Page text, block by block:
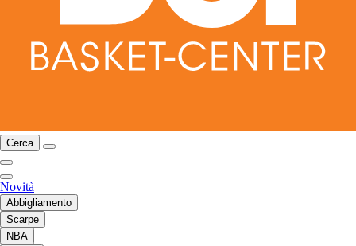
Cerca
Novità
Abbigliamento
Scarpe
NBA